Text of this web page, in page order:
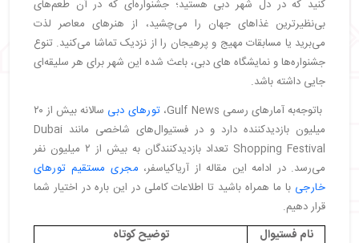
Surprises)
・
فستیوال ادبیات دبی (2025 Emirates Airline
Festival of Literature)
・
Celebrations)
・جشنواره غذا دبی (2025 Dubai Food Festival)
・ آرت دبی (Art Dubai 2025)
・
فستیوال جام جهانی اسب‌دوانی (Dubai World Cup
Horse Racing Festival)
・
فستیوال قایقرانی دبی (Dubai International Boat
Show)
・فستیوال جاز (2025 Dubai Jazz Festival)
کنید که در دل شهر دبی هستید؛ جشنواره‌ای که در آن طعم‌های
بی‌نظیرترین غذاهای جهان را می‌چشید، از هنرهای معاصر لذت
می‌برید یا مسابقات مهیج و پرهیجان را از نزدیک تماشا می‌کنید. تنوع
جشنواره‌ها و نمایشگاه های دبی، باعث شده این شهر برای هر سلیقه‌ای
جایی داشته باشد.
باتوجه‌به آمارهای رسمی Gulf News،
تورهای دبی
سالانه بیش از ۲۰
میلیون بازدیدکننده دارد و در فستیوال‌های شاخصی مانند Dubai
Shopping Festival تعداد بازدیدکنندگان به بیش از ۲ میلیون نفر
می‌رسد. در ادامه این مقاله از آریاکیاسفر، مجری مستقیم تورهای
خارجی با ما همراه باشید تا اطلاعات کاملی در این باره در اختیار شما
قرار دهیم.
نام فستیوال
توضیح کوتاه